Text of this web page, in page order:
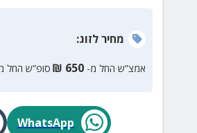
מחירלזוג:
אמצ”ש החל מ- 650
₪ סופ”ש החל
WhatsApp